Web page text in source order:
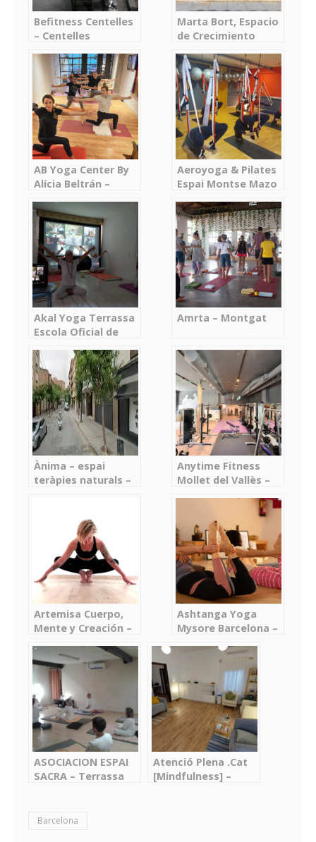
Befitness Centelles
– Centelles
Marta Bort, Espacio
de Crecimiento
AB Yoga Center By
Alícia Beltrán –
Barcelona –
Barcelona
Aeroyoga & Pilates
Espai Montse Mazo
Akal Yoga Terrassa
Escola Oficial de
Terrassa
Amrta – Montgat
Ànima – espai
teràpies naturals –
Anytime Fitness
Mollet del Vallès –
Artemisa Cuerpo,
Mente y Creación –
Ashtanga Yoga
Mysore Barcelona –
ASOCIACION ESPAI
SACRA – Terrassa
Atenció Plena .Cat
[Mindfulness] –
Barcelona